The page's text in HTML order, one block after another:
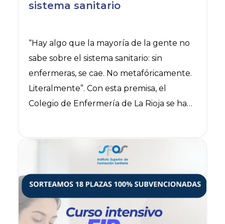
sistema sanitario
“Hay algo que la mayoría de la gente no
sabe sobre el sistema sanitario: sin
enfermeras, se cae. No metafóricamente.
Literalmente”. Con esta premisa, el
Colegio de Enfermería de La Rioja se ha
responsabilidad enorme de las
enfermeras, las profesionales que